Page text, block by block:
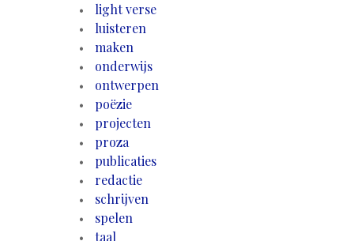
light verse
luisteren
maken
onderwijs
ontwerpen
poëzie
projecten
proza
publicaties
redactie
schrijven
spelen
taal